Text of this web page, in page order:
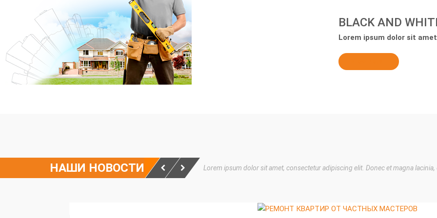
BLACK AND
Lorem ipsum dolor sit
НАШИ НОВОСТИ Lorem ipsum dolor sit amet, consectetur adipiscing elit. Donec et magna